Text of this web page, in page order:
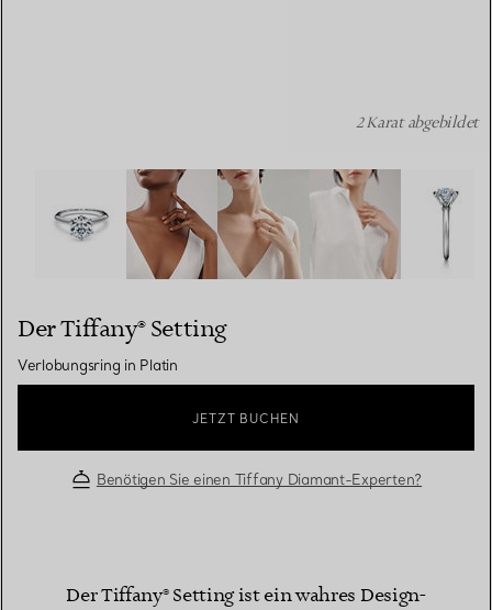
Der Tiffany® Setting: Verlobungsring in Platin
2 Karat abgebildet
Der Tiffany® Setting
Verlobungsring in Platin
JETZT BUCHEN
Benötigen Sie einen Tiffany Diamant-Experten?
Der Tiffany® Setting ist ein wahres Design-